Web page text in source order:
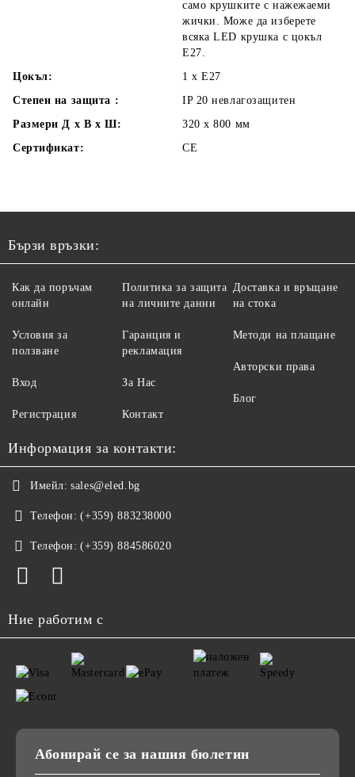
само крушките с нажежаеми
жички. Може да изберете
всяка LED крушка с цокъл
Е27.
Цокъл:
1 x E27
Степен на защита :
IP 20 невлагозащитен
Размери Д х В х Ш:
320 х 800 мм
Сертификат:
CE
Бързи връзки:
Как да поръчам
онлайн
Условия за
ползване
Вход
Регистрация
Политика за защита
на личните данни
Гаранция и
рекламация
За Нас
Контакт
Доставка и връщане
на стока
Методи на плащане
Авторски права
Блог
Информация за контакти:
Имейл: sales@eled.bg
Телефон: (+359) 883238000
Телефон: (+359) 884586020
Ние работим с
Абонирай се за нашия бюлетин